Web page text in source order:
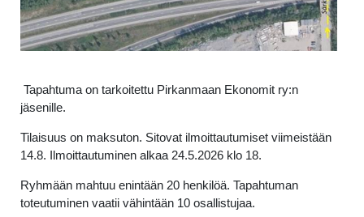
Tapahtuma on tarkoitettu Pirkanmaan Ekonomit ry:n
jäsenille.
Tilaisuus on maksuton. Sitovat ilmoittautumiset viimeistään
14.8. Ilmoittautuminen alkaa 24.5.2026 klo 18.
Ryhmään mahtuu enintään 20 henkilöä. Tapahtuman
toteutuminen vaatii vähintään 10 osallistujaa.